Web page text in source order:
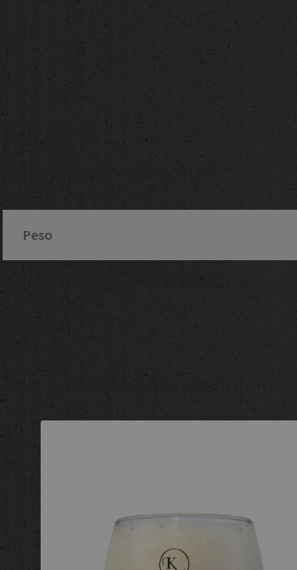
Información adicional
Peso
Productos relacionados